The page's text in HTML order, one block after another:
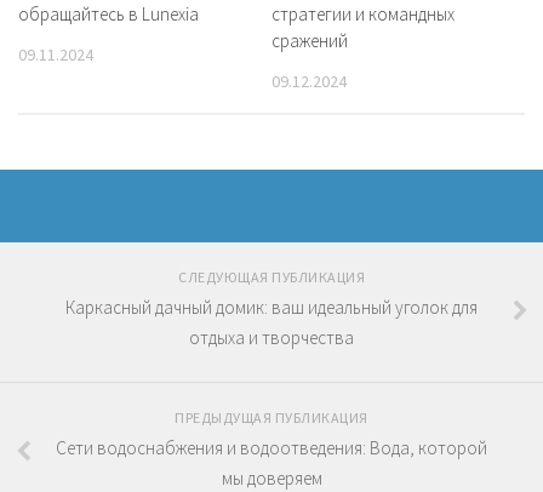
обращайтесь в Lunexia
09.11.2024
стратегии и командных
сражений
09.12.2024
СЛЕДУЮЩАЯ ПУБЛИКАЦИЯ
Каркасный дачный домик: ваш идеальный уголок для
отдыха и творчества
ПРЕДЫДУЩАЯ ПУБЛИКАЦИЯ
Сети водоснабжения и водоотведения: Вода, которой
мы доверяем